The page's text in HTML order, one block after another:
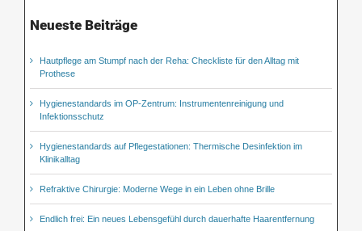
Neueste Beiträge
Hautpflege am Stumpf nach der Reha: Checkliste für den Alltag mit
Prothese
Hygienestandards im OP-Zentrum: Instrumentenreinigung und
Infektionsschutz
Hygienestandards auf Pflegestationen: Thermische Desinfektion im
Klinikalltag
Refraktive Chirurgie: Moderne Wege in ein Leben ohne Brille
Endlich frei: Ein neues Lebensgefühl durch dauerhafte Haarentfernung